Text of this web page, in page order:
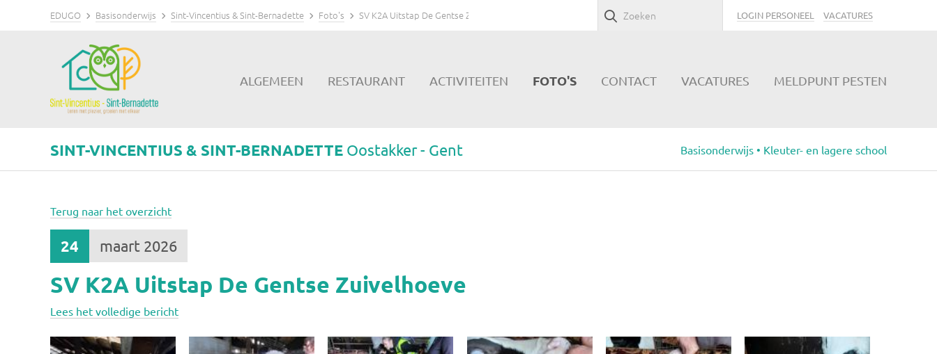
EDUGO Basisonderwijs Sint-Vincentius & Sint-Bernadette Foto's SV K2A Uitstap De Gentse Zuivelhoeve LOGIN PERSONEEL VACATURES
ALGEMEEN RESTAURANT ACTIVITEITEN FOTO'S CONTACT VACATURES MELDPUNT PESTEN
SINT-VINCENTIUS & SINT-BERNADETTE Oostakker - Gent Basisonderwijs • Kleuter- en lagere school
Terug naar het overzicht
24 maart 2026
SV K2A Uitstap De Gentse Zuivelhoeve
Lees het volledige bericht